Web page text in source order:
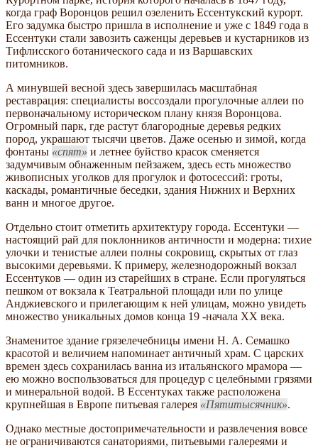
когда граф Воронцов решил озеленить Ессентукский курорт.
Его задумка быстро пришла в исполнение и уже с 1849 года в
Ессентуки стали завозить саженцы деревьев и кустарников из
Тифлисского ботанического сада и из Варшавских
питомников.
А минувшей весной здесь завершилась масштабная
реставрация: специалисты воссоздали прогулочные аллеи по
первоначальному историческом плану князя Воронцова.
Огромный парк, где растут благородные деревья редких
пород, украшают тысячи цветов. Даже осенью и зимой, когда
фонтаны
спят
и летнее буйство красок сменяется
задумчивым обнаженным пейзажем, здесь есть множество
живописных уголков для прогулок и фотосессий: гроты,
каскады, романтичные беседки, здания Нижних и Верхних
ванн и многое другое.
Отдельно стоит отметить архитектуру города. Ессентуки —
настоящий рай для поклонников античности и модерна: тихие
улочки и тенистые аллеи полны сокровищ, скрытых от глаз
высокими деревьями. К примеру, железнодорожный вокзал
Ессентуков — один из старейших в стране. Если прогуляться
пешком от вокзала к Театральной площади или по улице
Анджиевского и прилегающим к ней улицам, можно увидеть
множество уникальных домов конца 19 -начала XX века.
Знаменитое здание грязелечебницы имени Н. А. Семашко
красотой и величием напоминает античный храм. С царских
времен здесь сохранилась ванна из итальянского мрамора —
ею можно воспользоваться для процедур с целебными грязями
и минеральной водой. В Ессентуках также расположена
крупнейшая в Европе питьевая галерея
Пятитысячник .
Однако местные достопримечательности и развлечения вовсе
не ограничиваются санаториями, питьевыми галереями и